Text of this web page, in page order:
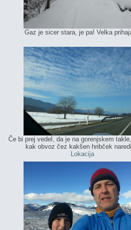
Gaz je sicer stara, je pa! Velka
Če bi prej vedel, da je na gorenjskem
kak obvoz čez kakšen hribček
Lokacija